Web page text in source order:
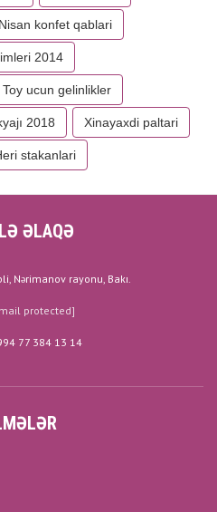
Nisan konfet qablari
2014
Toy ucun gelinlikler
2018 Xinayaxdi paltari
stakanlari
ƏLAQƏ
Nərimanov rayonu, Bakı.
protected]
77 384 13 14